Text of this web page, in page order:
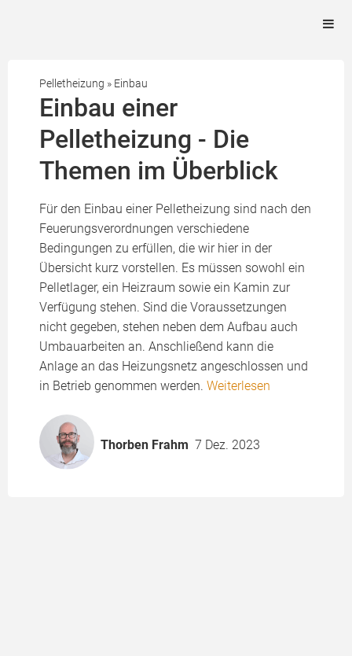
Pelletheizung » Einbau
Einbau einer
Pelletheizung - Die
Themen im Überblick
Für den Einbau einer Pelletheizung sind nach den
Feuerungsverordnungen verschiedene
Bedingungen zu erfüllen, die wir hier in der
Übersicht kurz vorstellen. Es müssen sowohl ein
Pelletlager, ein Heizraum sowie ein Kamin zur
Verfügung stehen. Sind die Voraussetzungen
nicht gegeben, stehen neben dem Aufbau auch
Umbauarbeiten an. Anschließend kann die
Anlage an das Heizungsnetz angeschlossen und
in Betrieb genommen werden. Weiterlesen
Thorben Frahm 7 Dez. 2023